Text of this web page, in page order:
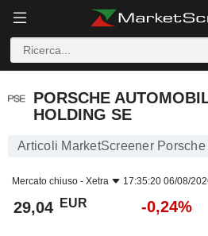
PORSCHE
HOLDING SE
Articoli MarketScreener
Mercato chiuso - Xetra 17:35:20 06/08/
29,04 EUR -0,24%